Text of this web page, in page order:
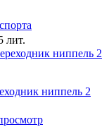
лит.
ниппель 2